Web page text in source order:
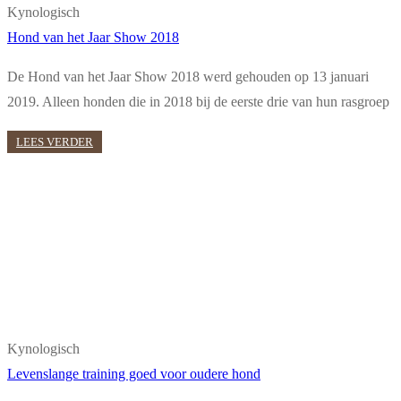
Kynologisch
Hond van het Jaar Show 2018
De Hond van het Jaar Show 2018 werd gehouden op 13 januari
2019. Alleen honden die in 2018 bij de eerste drie van hun rasgroep
LEES VERDER
Kynologisch
Levenslange training goed voor oudere hond